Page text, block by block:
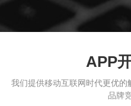
APP
我们提供移动互联网时代更优
品牌